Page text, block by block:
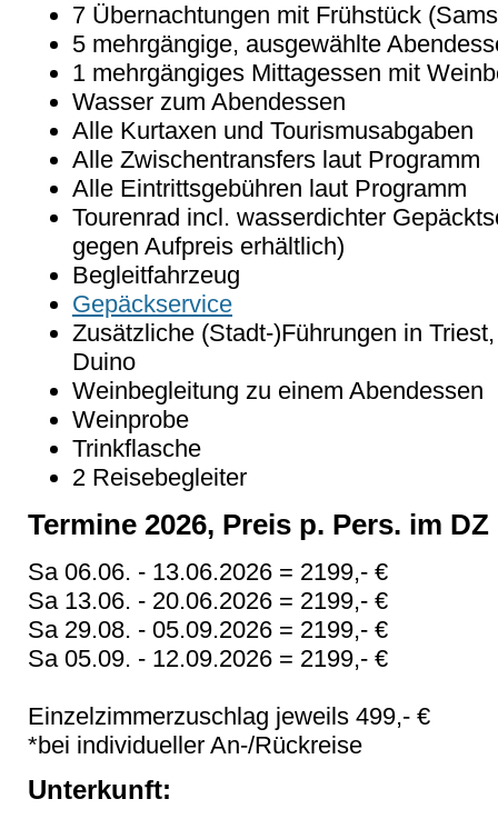
7 Übernachtungen mit Frühstück
5 mehrgängige, ausgewählte
1 mehrgängiges Mittagessen mit
Wasser zum Abendessen
Alle Kurtaxen und Tourismusabgaben
Alle Zwischentransfers laut Programm
Alle Eintrittsgebühren laut Programm
Tourenrad incl. wasserdichter
gegen Aufpreis erhältlich)
Begleitfahrzeug
Gepäckservice
Zusätzliche (Stadt-)Führungen in
Duino
Weinbegleitung zu einem Abendessen
Weinprobe
Trinkflasche
2 Reisebegleiter
Termine 2026, Preis p. Pers. im
Sa 06.06. - 13.06.2026 = 2199,- €
Sa 13.06. - 20.06.2026 = 2199,- €
Sa 29.08. - 05.09.2026 = 2199,- €
Sa 05.09. - 12.09.2026 = 2199,- €
Einzelzimmerzuschlag jeweils 499,- €
*bei individueller An-/Rückreise
Unterkunft: